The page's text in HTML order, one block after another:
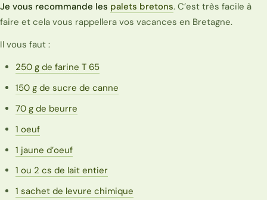
Je vous recommande les palets bretons. C’est très facile à
faire et cela vous rappellera vos vacances en Bretagne.
Il vous faut :
250 g de farine T 65
150 g de sucre de canne
70 g de beurre
1 oeuf
1 jaune d’oeuf
1 ou 2 cs de lait entier
1 sachet de levure chimique